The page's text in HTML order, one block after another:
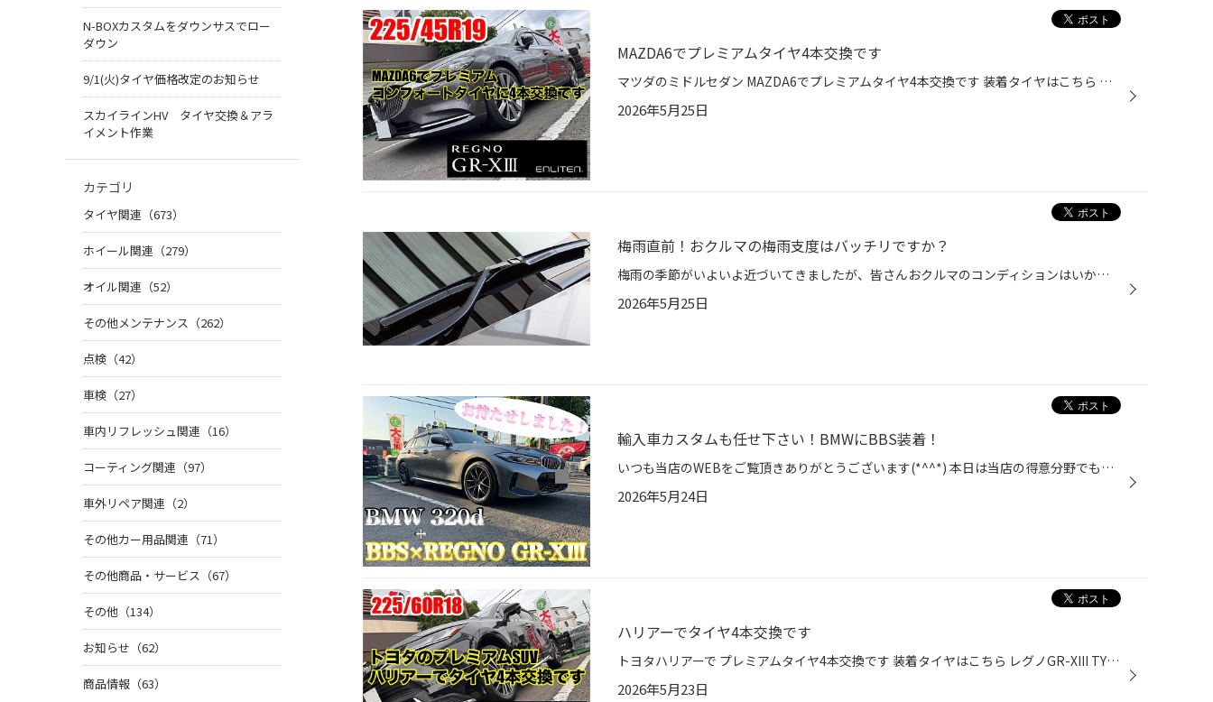
MAZDA6でプレミアムタイヤ4本交換です
マツダのミドルセダン MAZDA6でプレミアムタイヤ4本交換です 装着タイヤはこちら レグノGR-XIII 225/45R19 純正19インチの大径タイヤを履くMAZDA6 レグノGR-XIIIで乗り心地だけでなく ウエット性能など走安性も重視しました 新技術ENLITEN搭載のレグノの性能を ご堪能ください ご来店ありがとうござ...
2026年5月25日
梅雨直前！おクルマの梅雨支度はバッチリですか？
梅雨の季節がいよいよ近づいてきましたが、皆さんおクルマのコンディションはいかがでしょうか？ 雨の日の運転が増えるこれからの時期こそ、早めのメンテナンスがおすすめです。 今回は、雨の日でも安心して走行するためのおすすめメンテナンスポイントをご紹介いたします！ 現在、コクピット・タイ...
2026年5月25日
輸入車カスタムも任せ下さい！BMWにBBS装着！
いつも当店のWEBをご覧頂きありがとうございます(*^^*) 本日は当店の得意分野でもある輸入車への装着事例となります！ 今回はBMW 320dにBBSホイールを装着させて頂きました！ ご用命頂いたホイールはBBS RI-A アルミ鍛造1ピースホイールです(^^♪ 前後異経サイズでインストールとなりました！ 鍛造ホ...
2026年5月24日
ハリアーでタイヤ4本交換です
トヨタハリアーで プレミアムタイヤ4本交換です 装着タイヤはこちら レグノGR-XIII TYPE RV 225/60R18 装着タイヤはミニバン専用タイヤですが SUVにも対応してます SUVでもレグノを履きたいと言う お声も多くいただいております 選択肢の一つにぜひお加えください ご来店ありがとうございました
2026年5月23日
N-BOXカスタムをダウンサスでロー
ダウン
9/1(火)タイヤ価格改定のお知らせ
スカイラインHV タイヤ交換＆アラ
イメント作業
カテゴリ
タイヤ関連（673）
ホイール関連（279）
オイル関連（52）
その他メンテナンス（262）
点検（42）
車検（27）
車内リフレッシュ関連（16）
コーティング関連（97）
車外リペア関連（2）
その他カー用品関連（71）
その他商品・サービス（67）
その他（134）
お知らせ（62）
商品情報（63）